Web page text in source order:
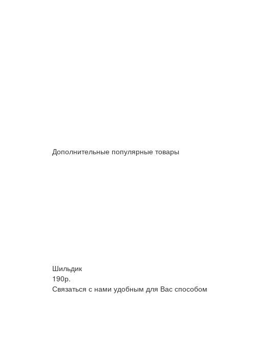
Дополнительные популярные товары
Шильдик
190р.
Связаться с нами удобным для Вас способом